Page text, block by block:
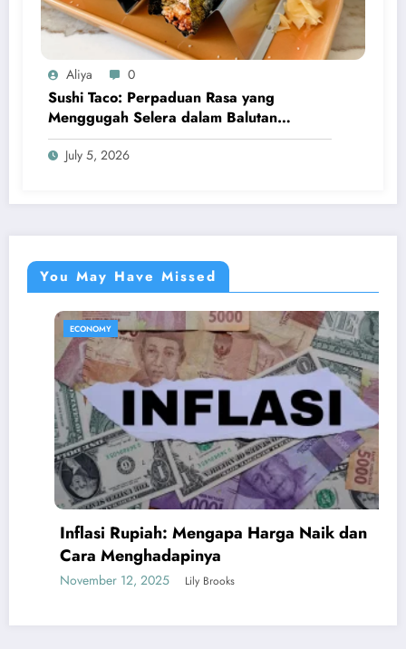
Aliya 0
Sushi Taco: Perpaduan Rasa yang
Menggugah Selera dalam Balutan
Kreativitas Modern
July 5, 2026
You May Have Missed
Rupiah: Mengapa Harga Naik dan
12, 2025 Lily Brooks
ECONOMY
Apa